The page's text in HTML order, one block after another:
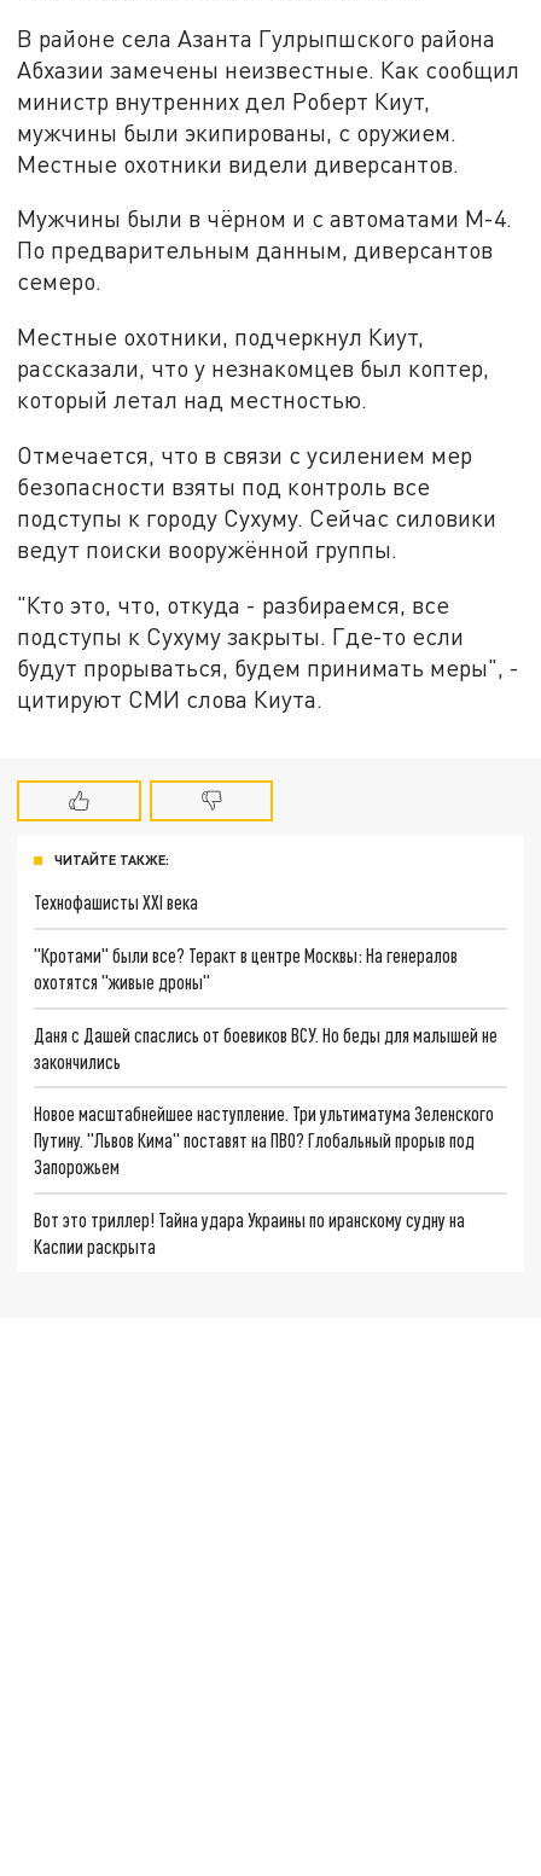
В районе села Азанта Гулрыпшского района
Абхазии замечены неизвестные. Как сообщил
министр внутренних дел Роберт Киут,
мужчины были экипированы, с оружием.
Местные охотники видели диверсантов.
Мужчины были в чёрном и с автоматами М-4.
По предварительным данным, диверсантов
семеро.
Местные охотники, подчеркнул Киут,
рассказали, что у незнакомцев был коптер,
который летал над местностью.
Отмечается, что в связи с усилением мер
безопасности взяты под контроль все
подступы к городу Сухуму. Сейчас силовики
ведут поиски вооружённой группы.
"Кто это, что, откуда - разбираемся, все
подступы к Сухуму закрыты. Где-то если
будут прорываться, будем принимать меры", -
цитируют СМИ слова Киута.
ЧИТАЙТЕ ТАКЖЕ:
Технофашисты XXI века
"Кротами" были все? Теракт в центре Москвы: На генералов
охотятся "живые дроны"
Даня с Дашей спаслись от боевиков ВСУ. Но беды для малышей не
закончились
Новое масштабнейшее наступление. Три ультиматума Зеленского
Путину. "Львов Кима" поставят на ПВО? Глобальный прорыв под
Запорожьем
Вот это триллер! Тайна удара Украины по иранскому судну на
Каспии раскрыта